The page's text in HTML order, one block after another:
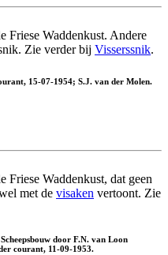
Friese Waddenkust. Andere
Zie verder bij Visserssnik.
15-07-1954; S.J. van der Molen.
Friese Waddenkust, dat geen
met de visaken vertoont. Zie
door F.N. van Loon
courant, 11-09-1953.